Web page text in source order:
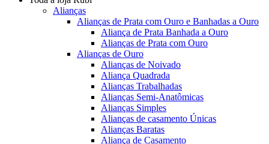
Alianças
Alianças de Prata com Ouro e Banhadas a Ouro
Aliança de Prata Banhada a Ouro
Alianças de Prata com Ouro
Alianças de Ouro
Alianças de Noivado
Aliança Quadrada
Alianças Trabalhadas
Alianças Semi-Anatômicas
Alianças Simples
Alianças de casamento Únicas
Alianças Baratas
Aliança de Casamento